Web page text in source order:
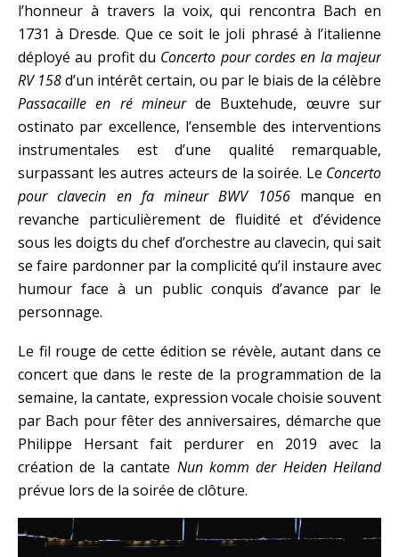
l’honneur à travers la voix, qui rencontra Bach en
1731 à Dresde. Que ce soit le joli phrasé à l’italienne
déployé au profit du Concerto pour cordes en la majeur
RV 158d’un intérêt certain, ou par le biais de la célèbre
Passacaille en ré mineurde Buxtehude, œuvre sur
ostinato par excellence, l’ensemble des interventions
instrumentales est d’une qualité remarquable,
surpassant les autres acteurs de la soirée. Le Concerto
pour clavecin en fa mineur BWV 1056 manque en
revanche particulièrement de fluidité et d’évidence
sous les doigts du chef d’orchestre au clavecin, qui sait
se faire pardonner par la complicité qu’il instaure avec
humour face à un public conquis d’avance par le
personnage.
Le fil rouge de cette édition se révèle, autant dans ce
concert que dans le reste de la programmation de la
semaine, la cantate, expression vocale choisie souvent
par Bach pour fêter des anniversaires, démarche que
Philippe Hersant fait perdurer en 2019 avec la
création de la cantate Nun komm der Heiden Heiland
prévue lors de la soirée de clôture.